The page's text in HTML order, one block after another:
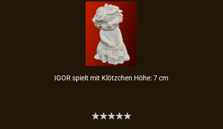
IGOR spielt mit Klötz­chen Höhe: 7 cm